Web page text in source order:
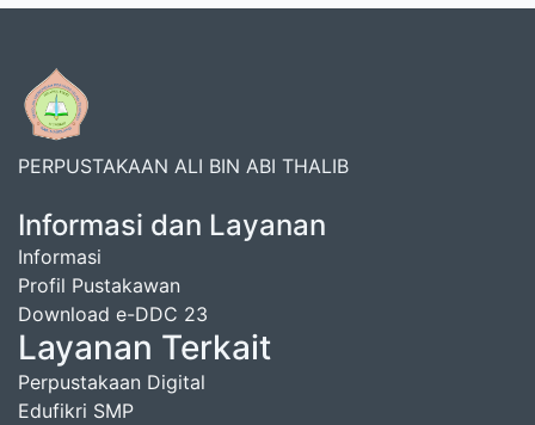
PERPUSTAKAAN ALI BIN ABI THALIB
Informasi dan Layanan
Informasi
Profil Pustakawan
Download e-DDC 23
Layanan Terkait
Perpustakaan Digital
Edufikri SMP